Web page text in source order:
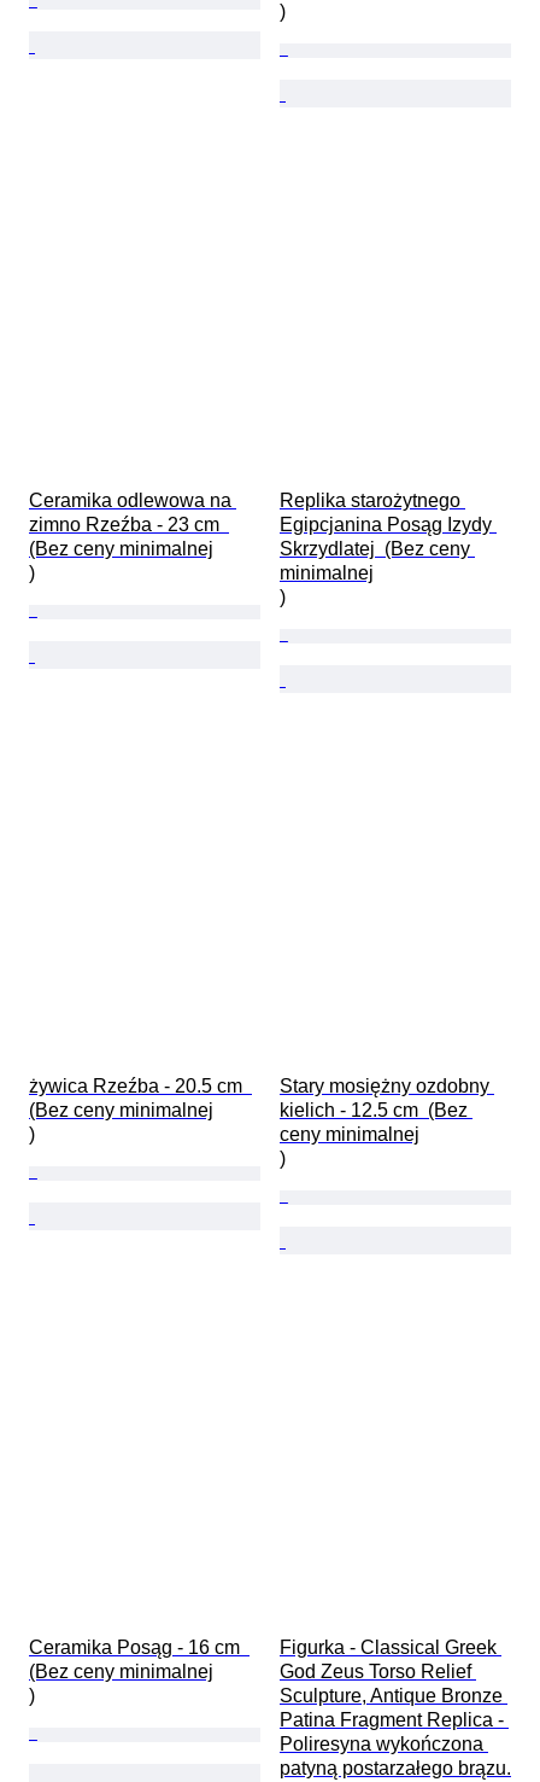
)
Ceramika odlewowa na
zimno Rzeźba - 23 cm
(Bez ceny minimalnej
)
Replika starożytnego
Egipcjanina Posąg Izydy
Skrzydlatej  (Bez ceny
minimalnej
)
żywica Rzeźba - 20.5 cm
(Bez ceny minimalnej
)
Stary mosiężny ozdobny
kielich - 12.5 cm  (Bez
ceny minimalnej
)
Ceramika Posąg - 16 cm
(Bez ceny minimalnej
)
Figurka - Classical Greek
God Zeus Torso Relief
Sculpture, Antique Bronze
Patina Fragment Replica -
Poliresyna wykończona
patyną postarzałego brązu.